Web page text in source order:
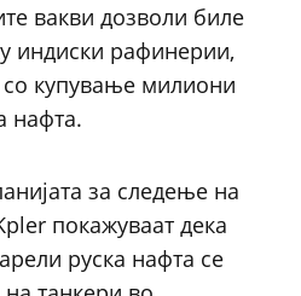
вакви дозволи биле
индиски рафинерии,
купување милиони
нафта.
за следење на
покажуваат дека
руска нафта се